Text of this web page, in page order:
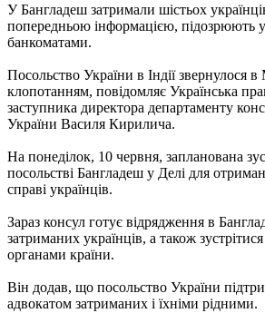
У Бангладеш затримали шістьох
попередньою інформацією, підозрюють
банкоматами.
Посольство України в Індії звернулося
клопотанням, повідомляє Українська
заступника директора департаменту
України Василя Кирилича.
На понеділок, 10 червня, запланована
посольстві Бангладеш у Делі для
справі українців.
Зараз консул готує відрядження в
затриманих українців, а також
органами країни.
Він додав, що посольство України
адвокатом затриманих і їхніми рідними.